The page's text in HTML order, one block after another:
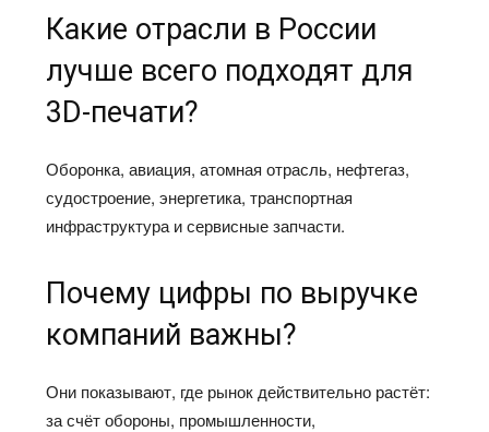
Какие отрасли в России
лучше всего подходят для
3D-печати?
Оборонка, авиация, атомная отрасль, нефтегаз,
судостроение, энергетика, транспортная
инфраструктура и сервисные запчасти.
Почему цифры по выручке
компаний важны?
Они показывают, где рынок действительно растёт:
за счёт обороны, промышленности,